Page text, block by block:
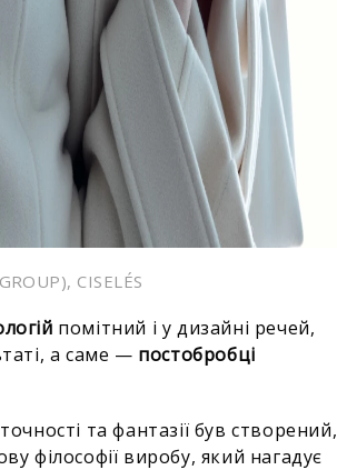
CISELÉS
помітний і у дизайні речей,
а саме — постобробці
точності та фантазії був створений,
філософії виробу, який нагадує